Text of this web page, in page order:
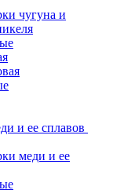
чугуна и
и ее сплавов
меди и ее